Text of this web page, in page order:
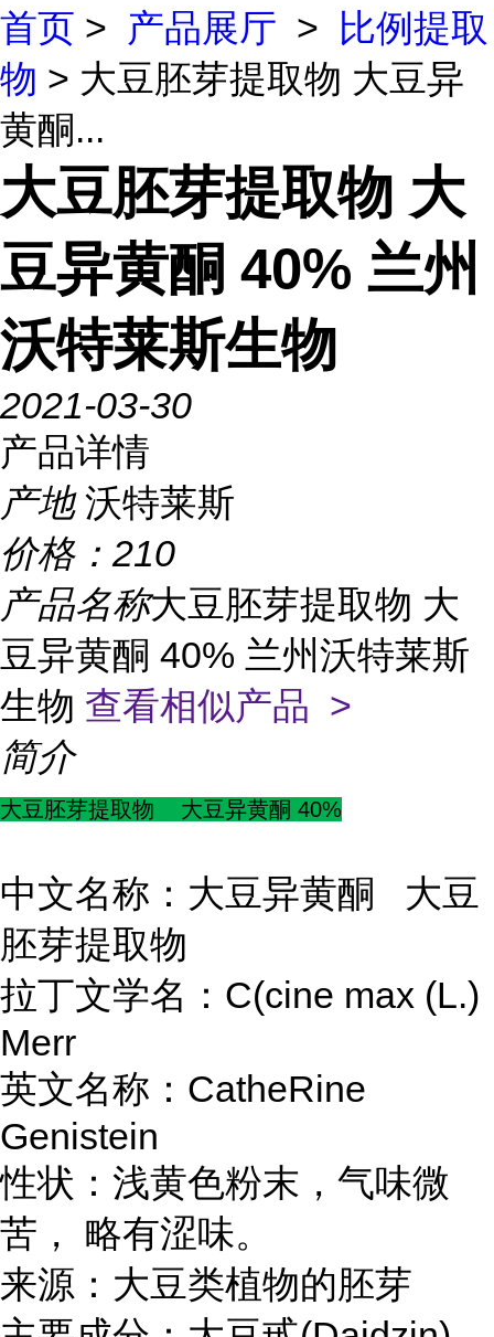
首页 > 产品展厅 >
比例提取
物 > 大豆胚芽提取物 大豆异
黄酮...
大豆胚芽提取物 大
豆异黄酮 40% 兰州
沃特莱斯生物
2021-03-30
产品详情
产地 沃特莱斯
价格： 210
产品名称大豆胚芽提取物 大
豆异黄酮 40% 兰州沃特莱斯
生物 查看相似产品 >
简介
大豆胚芽提取物 大豆异黄酮 40%
中文名称：大豆异黄酮 大豆
胚芽提取物
拉丁文学名：C(cine max (L.)
Merr
英文名称：CatheRine
Genistein
性状：浅黄色粉末，气味微
苦， 略有涩味。
来源：大豆类植物的胚芽